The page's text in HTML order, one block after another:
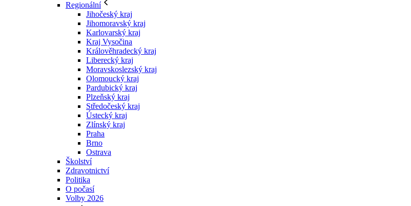
Regionální
Jihočeský kraj
Jihomoravský kraj
Karlovarský kraj
Kraj Vysočina
Králověhradecký kraj
Liberecký kraj
Moravskoslezský kraj
Olomoucký kraj
Pardubický kraj
Plzeňský kraj
Středočeský kraj
Ústecký kraj
Zlínský kraj
Praha
Brno
Ostrava
Školství
Zdravotnictví
Politika
O počasí
Volby 2026